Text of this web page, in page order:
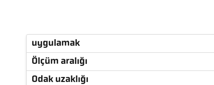
uygulamak
Ölçüm aralığı
Odak uzaklığı